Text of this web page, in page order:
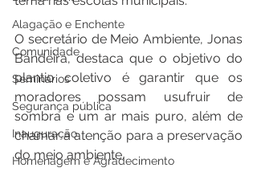
Alagação e Enchente
Comunidade
Seminários
Segurança pública
Inauguração
Homenagem e Agradecimento
O secretário de Meio Ambiente, Jonas
Bandeira, destaca que o objetivo do
plantio coletivo é garantir que os
moradores possam usufruir de
sombra e um ar mais puro, além de
chamar a atenção para a preservação
do meio ambiente.